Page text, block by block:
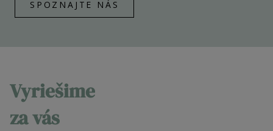
KOMERČNÁ NEHNUTEĽNOSŤ
NÁŠ TÍM
ZREALIZOVANÉ
SPOZNAJTE NÁS
Vyriešime
za vás